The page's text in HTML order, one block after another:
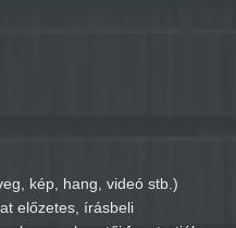
kép, hang, videó stb.)
előzetes, írásbeli